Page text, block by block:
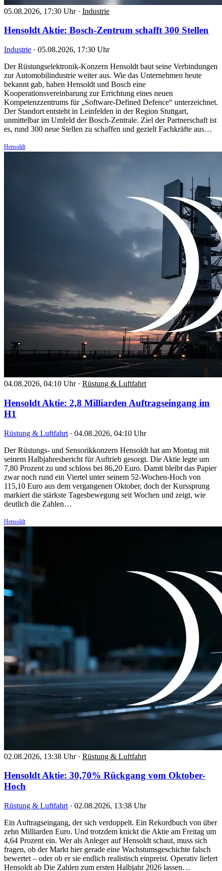
05.08.2026, 17:30 Uhr · Industrie
Hensoldt Aktie: Bosch-Zentrum schafft 300 Stellen
Industrie · 05.08.2026, 17:30 Uhr
Der Rüstungselektronik-Konzern Hensoldt baut seine Verbindungen
zur Automobilindustrie weiter aus. Wie das Unternehmen heute
bekannt gab, haben Hensoldt und Bosch eine
Kooperationsvereinbarung zur Errichtung eines neuen
Kompetenzzentrums für „Software-Defined Defence“ unterzeichnet.
Der Standort entsteht in Leinfelden in der Region Stuttgart,
unmittelbar im Umfeld der Bosch-Zentrale. Ziel der Partnerschaft ist
es, rund 300 neue Stellen zu schaffen und gezielt Fachkräfte aus…
Hensoldt
04.08.2026, 04:10 Uhr · Rüstung & Luftfahrt
Hensoldt Aktie: 2,8 Milliarden Auftragseingang im
H1
Rüstung & Luftfahrt · 04.08.2026, 04:10 Uhr
Der Rüstungs- und Sensorikkonzern Hensoldt hat am Montag mit
seinem Halbjahresbericht für Auftrieb gesorgt. Die Aktie legte um
7,80 Prozent zu und schloss bei 86,20 Euro. Damit bleibt das Papier
zwar noch rund ein Viertel unter seinem 52-Wochen-Hoch von
115,10 Euro aus dem vergangenen Oktober, doch der Kurssprung
markiert die stärkste Tagesbewegung seit Wochen und zeigt, wie
deutlich die Zahlen…
Hensoldt
02.08.2026, 13:38 Uhr · Rüstung & Luftfahrt
Hensoldt Aktie: 30,70% Rückgang vom Oktober-
Hoch
Rüstung & Luftfahrt · 02.08.2026, 13:38 Uhr
Ein Auftragseingang, der sich verdoppelt. Ein Rekordbuch von über
zehn Milliarden Euro. Und trotzdem knickt die Aktie am Freitag um
4,64 Prozent ein. Wer als Anleger auf Hensoldt schaut, muss sich
fragen, ob der Markt hier gerade eine Wachstumsgeschichte falsch
bewertet – oder ob er sie endlich realistisch einpreist. Operativ liefert
Hensoldt ab Die Zahlen zum ersten Halbjahr 2026 lassen…